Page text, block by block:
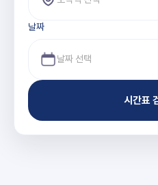
날짜
시간표